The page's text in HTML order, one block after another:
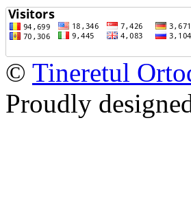
© Tineretul
Proudly